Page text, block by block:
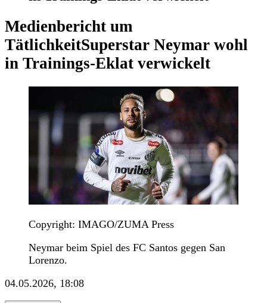
Medienbericht um
TätlichkeitSuperstar Neymar wohl
in Trainings-Eklat verwickelt
Copyright: IMAGO/ZUMA Press
Neymar beim Spiel des FC Santos gegen San
Lorenzo.
04.05.2026, 18:08